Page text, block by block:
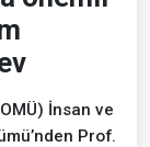
İnsan ve
Prof.